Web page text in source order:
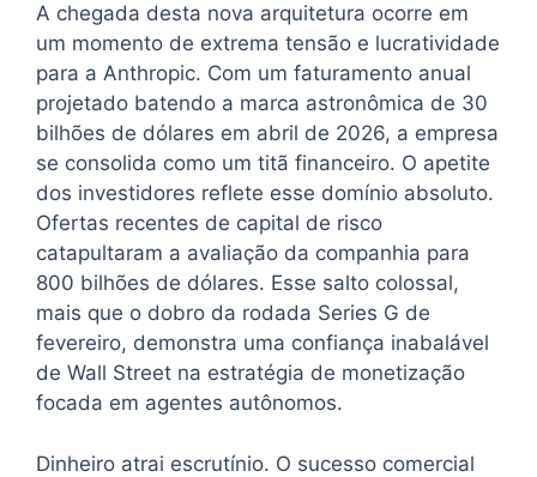
A chegada desta nova arquitetura ocorre em
um momento de extrema tensão e lucratividade
para a Anthropic. Com um faturamento anual
projetado batendo a marca astronômica de 30
bilhões de dólares em abril de 2026, a empresa
se consolida como um titã financeiro. O apetite
dos investidores reflete esse domínio absoluto.
Ofertas recentes de capital de risco
catapultaram a avaliação da companhia para
800 bilhões de dólares. Esse salto colossal,
mais que o dobro da rodada Series G de
fevereiro, demonstra uma confiança inabalável
de Wall Street na estratégia de monetização
focada em agentes autônomos.
Dinheiro atrai escrutínio. O sucesso comercial